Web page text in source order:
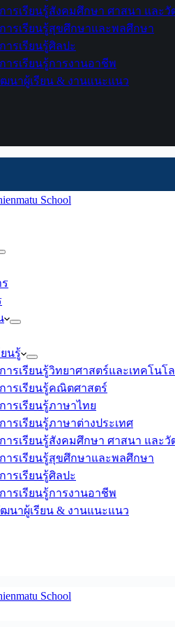
ารเรียนรู้สังคมศึกษา ศาสนา และ
ารเรียนรู้สุขศึกษาและพลศึกษา
ารเรียนรู้ศิลปะ
ารเรียนรู้การงานอาชีพ
นาผู้เรียน & งานแนะแนว
นรู้
ารเรียนรู้วิทยาศาสตร์และเทคโนโ
ารเรียนรู้คณิตศาสตร์
ารเรียนรู้ภาษาไทย
ารเรียนรู้ภาษาต่างประเทศ
ารเรียนรู้สังคมศึกษา ศาสนา และ
ารเรียนรู้สุขศึกษาและพลศึกษา
ารเรียนรู้ศิลปะ
ารเรียนรู้การงานอาชีพ
นาผู้เรียน & งานแนะแนว